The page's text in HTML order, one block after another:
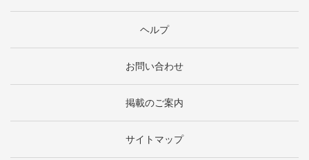
ヘルプ
お問い合わせ
掲載のご案内
サイトマップ